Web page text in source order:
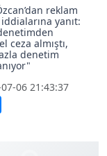
reklam
iddialarına yanıt:
ceza almıştı,
denetim
06 21:43:37